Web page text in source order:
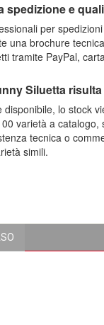
spedizione e
per
una brochure
tramite PayPal,
Siluetta
lo stock
varietà a
tecnica o
simili.